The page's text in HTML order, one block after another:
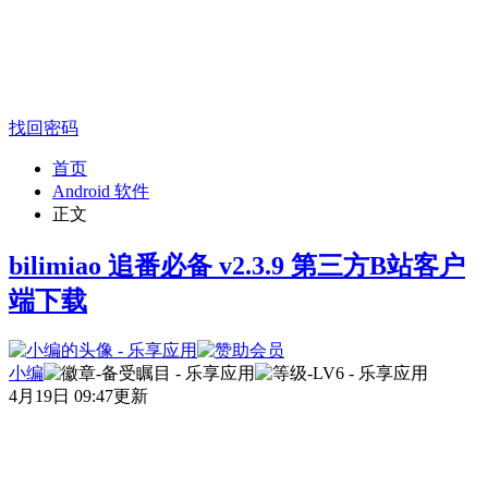
找回密码
首页
Android 软件
正文
bilimiao 追番必备 v2.3.9 第三方B站客户
端下载
小编
4月19日 09:47更新